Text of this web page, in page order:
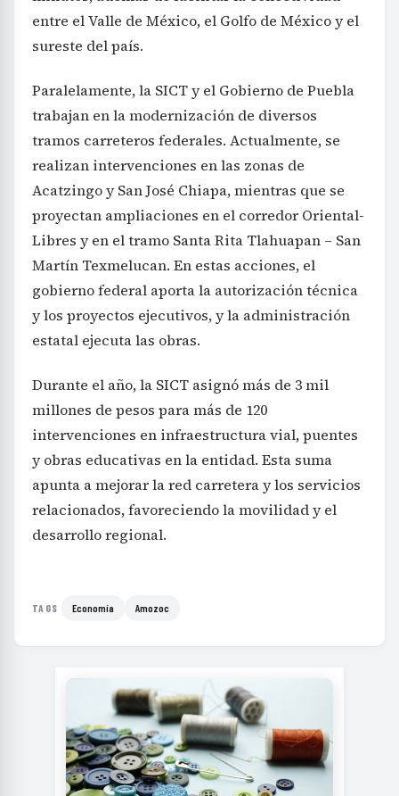
entre el Valle de México, el Golfo de México y el
sureste del país.
Paralelamente, la SICT y el Gobierno de Puebla
trabajan en la modernización de diversos
tramos carreteros federales. Actualmente, se
realizan intervenciones en las zonas de
Acatzingo y San José Chiapa, mientras que se
proyectan ampliaciones en el corredor Oriental-
Libres y en el tramo Santa Rita Tlahuapan – San
Martín Texmelucan. En estas acciones, el
gobierno federal aporta la autorización técnica
y los proyectos ejecutivos, y la administración
estatal ejecuta las obras.
Durante el año, la SICT asignó más de 3 mil
millones de pesos para más de 120
intervenciones en infraestructura vial, puentes
y obras educativas en la entidad. Esta suma
apunta a mejorar la red carretera y los servicios
relacionados, favoreciendo la movilidad y el
desarrollo regional.
TAGS Economía Amozoc